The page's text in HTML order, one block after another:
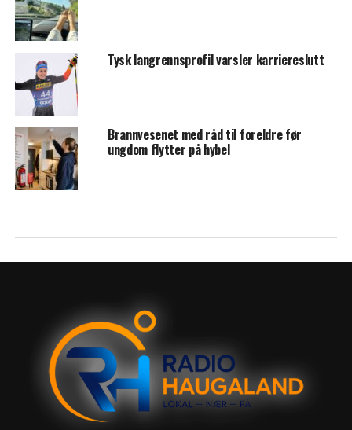
Tysk langrennsprofil varsler karriereslutt
Brannvesenet med råd til foreldre før
ungdom flytter på hybel